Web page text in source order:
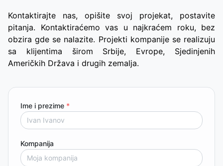
Kontaktirajte nas, opišite svoj projekat, postavite
pitanja. Kontaktiraćemo vas u najkraćem roku, bez
obzira gde se nalazite. Projekti kompanije se realizuju
sa klijentima širom Srbije, Evrope, Sjedinjenih
Američkih Država i drugih zemalja.
Ime i prezime *
Kompanija